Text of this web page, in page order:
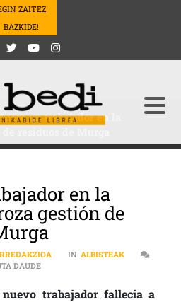
ZAITEZ
BAZKIDE!
un trabajador en la
en la
gestión de
IN ALBISTEAK
DAUDEMUERE UN TRABAJADOR EN LA
trabajador fallecia a